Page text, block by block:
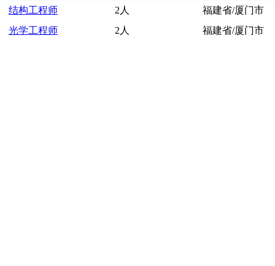
结构工程师
2人
福建省/厦门市
光学工程师
2人 福建省/厦门市